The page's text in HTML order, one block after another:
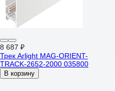
8 687 ₽
Трек Arlight MAG-ORIENT-
TRACK-2652-2000 035800
В корзину